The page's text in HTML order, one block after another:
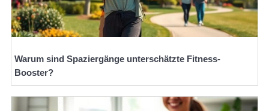
Warum sind Spaziergänge unterschätzte Fitness-
Booster?